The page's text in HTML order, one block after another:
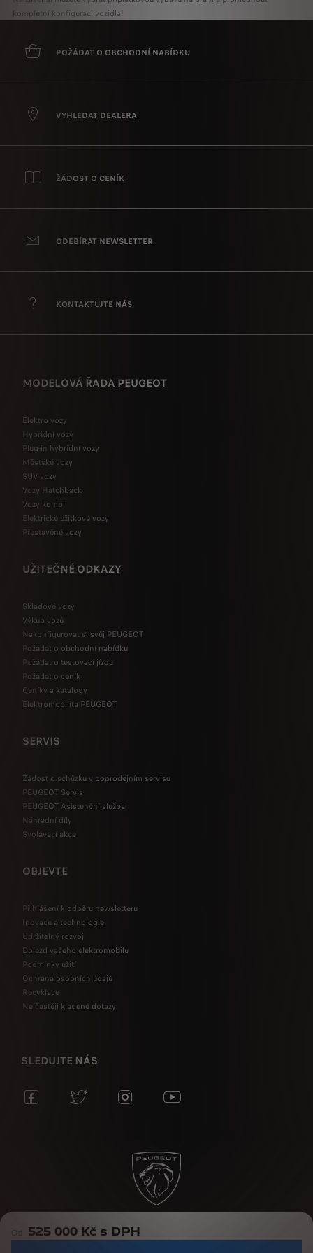
525 000 Kč s DPH
kompletní konfiguraci vozidla!
POŽÁDAT O OBCHODNÍ NABÍDKU
VYHLEDAT DEALERA
ŽÁDOST O CENÍK
ODEBÍRAT NEWSLETTER
KONTAKTUJTE NÁS
MODELOVÁ ŘADA PEUGEOT
Elektro vozy
Hybridní vozy
Plug-in hybridní vozy
Městské vozy
SUV vozy
Vozy Hatchback
Vozy kombi
Elektrické užitkové vozy
Přestavěné vozy
UŽITEČNÉ ODKAZY
Skladové vozy
Výkup vozů
Nakonfigurovat si svůj PEUGEOT
Požádat o obchodní nabídku
Požádat o testovací jízdu
Požádat o ceník
Ceníky a katalogy
Elektromobilita PEUGEOT
SERVIS
Žádost o schůzku v poprodejním servisu
PEUGEOT Servis
PEUGEOT Asistenční služba
Náhradní díly
Svolávací akce
OBJEVTE
Přihlášení k odběru newsletteru
Inovace a technologie
Udržitelný rozvoj
Dojezd vašeho elektromobilu
Podmínky užití
Ochrana osobních údajů
Recyklace
Nejčastěji kladené dotazy
SLEDUJTE NÁS
Právní informace Ochrana oznamovatelů